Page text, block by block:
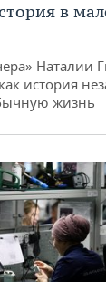
в
Наталии
история
жизнь